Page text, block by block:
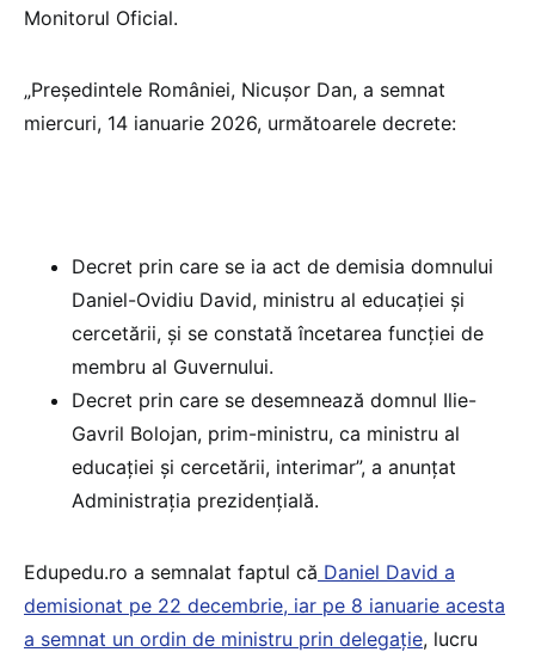
Monitorul Oficial.
„Președintele României, Nicușor Dan, a semnat
miercuri, 14 ianuarie 2026, următoarele decrete:
Decret prin care se ia act de demisia domnului
Daniel-Ovidiu David, ministru al educației şi
cercetării, şi se constată încetarea funcției de
membru al Guvernului.
Decret prin care se desemnează domnul Ilie-
Gavril Bolojan, prim-ministru, ca ministru al
educației şi cercetării, interimar”, a anunțat
Administrația prezidențială.
Edupedu.ro a semnalat faptul că Daniel David a
demisionat pe 22 decembrie, iar pe 8 ianuarie acesta
a semnat un ordin de ministru prin delegație, lucru